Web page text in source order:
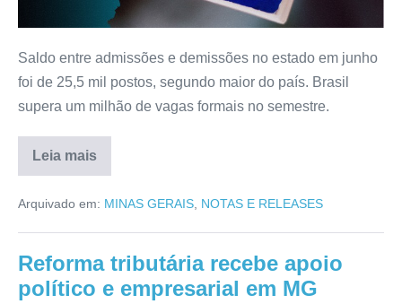
Saldo entre admissões e demissões no estado em junho
foi de 25,5 mil postos, segundo maior do país. Brasil
supera um milhão de vagas formais no semestre.
Leia mais
Arquivado em: MINAS GERAIS NOTAS E RELEASES
Reforma tributária recebe apoio
político e empresarial em MG